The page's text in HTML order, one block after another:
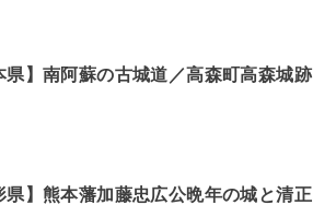
県】南阿蘇の古城道／高森町高森城跡
県】熊本藩加藤忠広公晩年の城と清正